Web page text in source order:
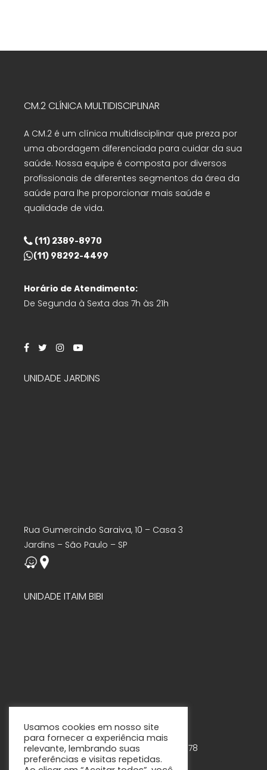
CM.2 CLÍNICA MULTIDISCIPLINAR
A CM.2 é um clínica multidisciplinar que preza por
uma abordagem diferenciada para cuidar da sua
saúde. Nossa equipe é composta por diversos
profissionais de diferentes segmentos da área da
saúde para lhe proporcionar mais saúde e
qualidade de vida.
(11) 2389-8970
(11) 98292-4499
Horário de Atendimento:
De Segunda à Sexta das 7h às 21h
UNIDADE JARDINS
Rua Gumercindo Saraiva, 10 – Casa 3
Jardins – São Paulo – SP
UNIDADE ITAIM BIBI
Rua Tabapuã, 888 – 7º andar – Cjs. 75-78
Itaim Bibi – São Paulo - SP
Usamos cookies em nosso site
para fornecer a experiência mais
relevante, lembrando suas
preferências e visitas repetidas.